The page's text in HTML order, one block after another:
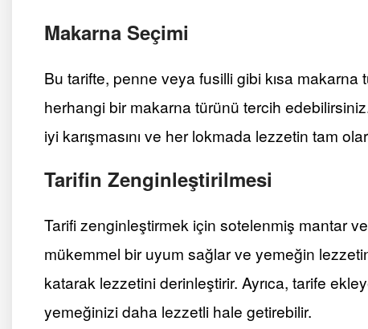
Makarna Seçimi
Bu tarifte, penne veya fusilli gibi kısa makarna
herhangi bir makarna türünü tercih
iyi karışmasını ve her lokmada lezzetin tam
Tarifin Zenginleştirilmesi
Tarifi zenginleştirmek için sotelenmiş mantar
mükemmel bir uyum sağlar ve yemeğin
katarak lezzetini derinleştirir. Ayrıca, tarife
yemeğinizi daha lezzetli hale getirebilir.